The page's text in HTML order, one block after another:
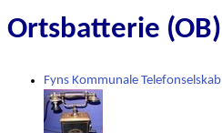
Ortsbatterie (OB)
Fyns Kommunale Telefonselskab